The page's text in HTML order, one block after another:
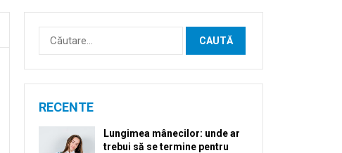
Caută
după:
RECENTE
Lungimea mânecilor: unde ar
trebui să se termine pentru